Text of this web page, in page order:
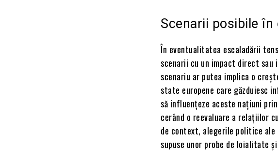
Scenarii posibile
În eventualitatea escaladării
scenarii cu un impact direct sau
scenariu ar putea implica o
state europene care găzduiesc
să influențeze aceste națiuni
cerând o reevaluare a relațiilor
de context, alegerile politice ale
supuse unor probe de loialitate